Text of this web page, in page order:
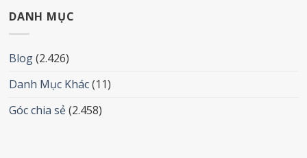
DANH MỤC
Blog(2.426)
Danh Mục Khác(11)
Góc chia sẻ(2.458)